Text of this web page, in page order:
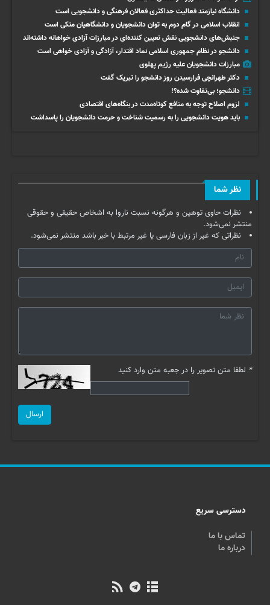
دانشگاه نیازمند فعالیت حداکثری فعالان فرهنگی و دانشجویی است
انقلاب اسلامی در گام دوم به توان دانشجویان و دانشگاهیان متکی است
جنبش‌های دانشجویی نقش تعیین کننده‌ای در مبارزات آزادی خواهانه داشته‌اند
دانشجو در نظام جمهوری اسلامی نماد اقتدار، آزادگی و آزادی خواهی است
مبارزات دانشجویان علیه رژیم پهلوی
دکتر طهرانچی فرارسیدن روز دانشجو را تبریک گفت
دانشجو؛ بی‌تفاوت شده؟!
لزوم اصلاح توجه به منافع کوتاه‌مدت در بنگاه‌های اقتصادی
باید هویت دانشجویی را به رسمیت شناخت و حرمت دانشجویان را پاسداشت
نظر شما
نظرات حاوی توهین و هرگونه نسبت ناروا به اشخاص حقیقی و حقوقی
منتشر نمی‌شود.
نظراتی که غیر از زبان فارسی یا غیر مرتبط با خبر باشد منتشر نمی‌شود.
* لطفا متن تصویر را در جعبه متن وارد کنید
ارسال
دسترسی سریع
تماس با ما
درباره ما